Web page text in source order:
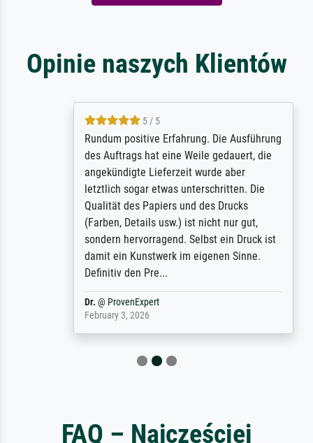
Opinie naszych Klientów
5 / 5
Rundum positive Erfahrung. Die Ausführung
des Auftrags hat eine Weile gedauert, die
angekündigte Lieferzeit wurde aber
letztlich sogar etwas unterschritten. Die
Qualität des Papiers und des Drucks
(Farben, Details usw.) ist nicht nur gut,
sondern hervorragend. Selbst ein Druck ist
damit ein Kunstwerk im eigenen Sinne.
Definitiv den Pre...
ProvenExpert
February 3, 2026
FAQ – Najczęściej